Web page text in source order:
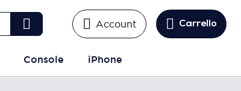
Account Carrello
Console iPhone